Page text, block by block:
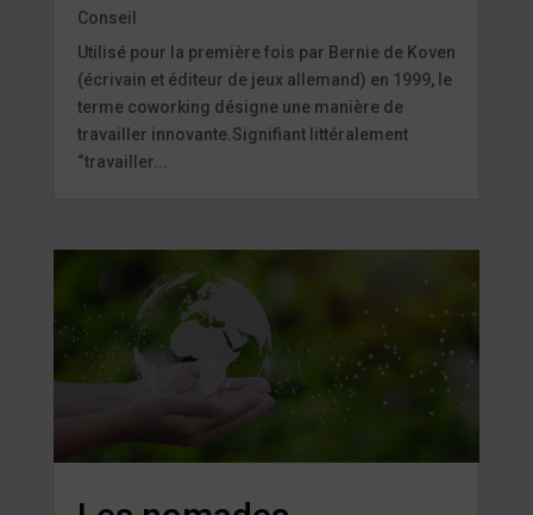
Conseil
Utilisé pour la première fois par Bernie de Koven
(écrivain et éditeur de jeux allemand) en 1999, le
terme coworking désigne une manière de
travailler innovante.Signifiant littéralement
“travailler...